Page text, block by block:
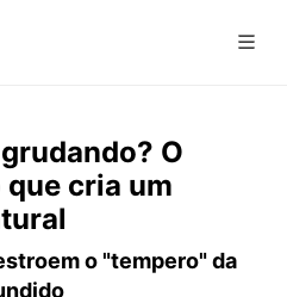
O
cria um
o "tempero" da